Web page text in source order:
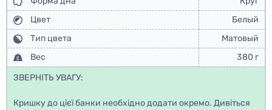
Цвет
Белый
Тип цвета
Матовый
Вес
380 г
ЗВЕРНІТЬ УВАГУ:
Кришку до цієї банки необхідно додати окремо. Дивіться